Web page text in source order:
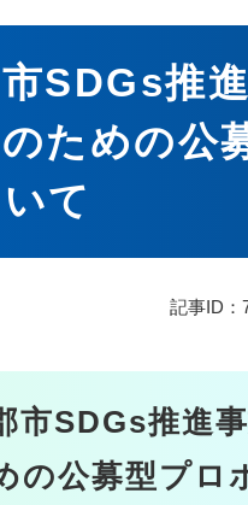
SDGs推
ための公
て
記事ID：
市SDGs推進
の公募型プロ